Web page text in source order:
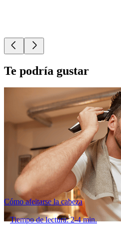
Te podría gustar
Cómo afeitarse la cabeza
Tiempo de lectura: 2-4 min.